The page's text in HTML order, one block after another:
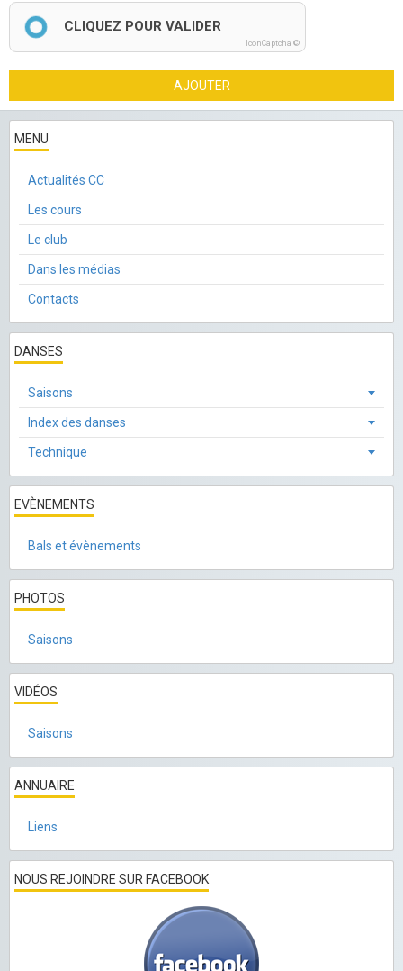
CLIQUEZ POUR VALIDER
IconCaptcha ©
AJOUTER
MENU
Actualités CC
Les cours
Le club
Dans les médias
Contacts
DANSES
Saisons
Index des danses
Technique
EVÈNEMENTS
Bals et évènements
PHOTOS
Saisons
VIDÉOS
Saisons
ANNUAIRE
Liens
NOUS REJOINDRE SUR FACEBOOK